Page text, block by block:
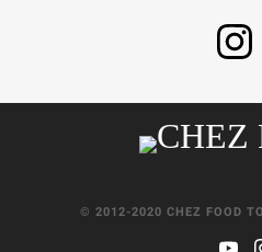
© 2012-2020 CHEZ FOOD